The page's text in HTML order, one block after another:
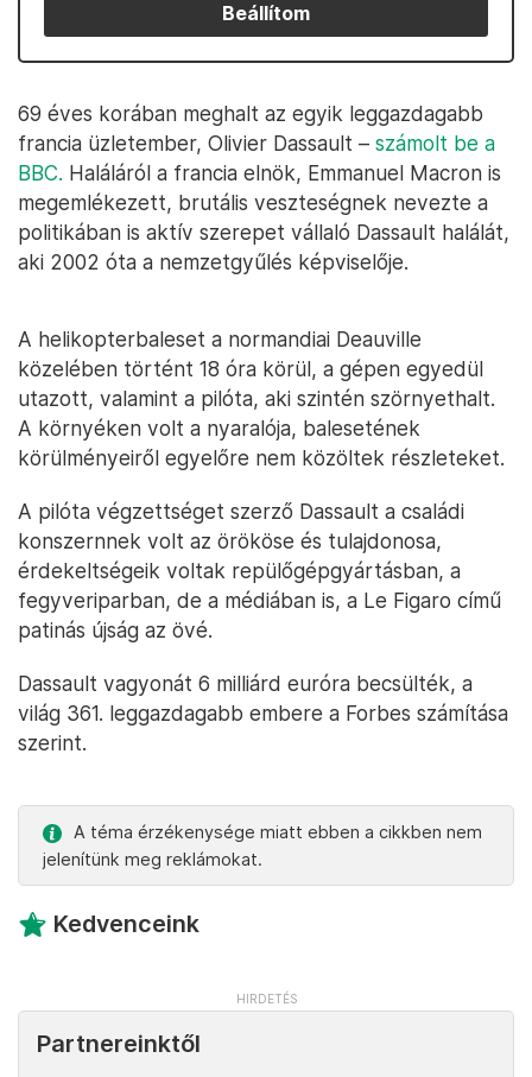
Beállítom
69 éves korában meghalt az egyik leggazdagabb
francia üzletember, Olivier Dassault – számolt be a
BBC. Haláláról a francia elnök, Emmanuel Macron is
megemlékezett, brutális veszteségnek nevezte a
politikában is aktív szerepet vállaló Dassault halálát,
aki 2002 óta a nemzetgyűlés képviselője.
A helikopterbaleset a normandiai Deauville
közelében történt 18 óra körül, a gépen egyedül
utazott, valamint a pilóta, aki szintén szörnyethalt.
A környéken volt a nyaralója, balesetének
körülményeiről egyelőre nem közöltek részleteket.
A pilóta végzettséget szerző Dassault a családi
konszernnek volt az örököse és tulajdonosa,
érdekeltségeik voltak repülőgépgyártásban, a
fegyveriparban, de a médiában is, a Le Figaro című
patinás újság az övé.
Dassault vagyonát 6 milliárd euróra becsülték, a
világ 361. leggazdagabb embere a Forbes számítása
szerint.
A téma érzékenysége miatt ebben a cikkben nem
jelenítünk meg reklámokat.
Kedvenceink
Partnereinktől